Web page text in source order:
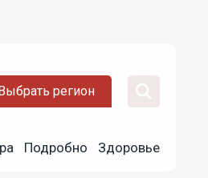
регион
Подробно Здоровье